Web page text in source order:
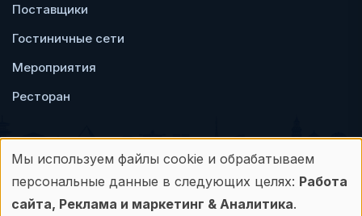
Поставщики
Гостиничные сети
Мероприятия
Ресторан
Пользовательское
Политика
Использование
Мы используем файлы cookie и обрабатываем
персональные данные в следующих целях: Работа
сайта, Реклама и маркетинг & Аналитика.